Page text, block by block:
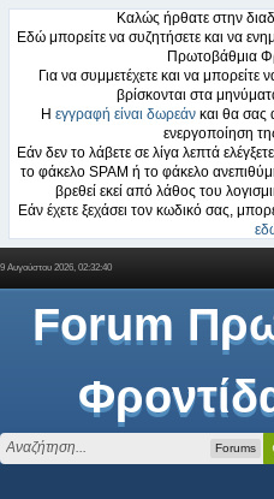
Καλώς ήρθατε στην
Εδώ μπορείτε να συζητήσετε και να
Πρωτοβάθμια
Για να συμμετέχετε και να μπορείτε
βρίσκονται στα
Η εγγραφή είναι δωρεάν και θα σας
ενεργοποίηση
Εάν δεν το λάβετε σε λίγα λεπτά
το φάκελο SPAM ή το φάκελο
βρεθεί εκεί από λάθος του
Εάν έχετε ξεχάσει τον κωδικό σας,
9 Αυγούστου 2026, 02:32:40
Forum
Forums